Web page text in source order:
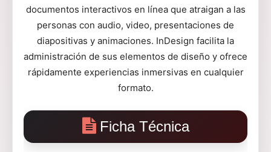
documentos interactivos en línea que atraigan a las
personas con audio, video, presentaciones de
diapositivas y animaciones. InDesign facilita la
administración de sus elementos de diseño y ofrece
rápidamente experiencias inmersivas en cualquier
formato.
Ficha Técnica